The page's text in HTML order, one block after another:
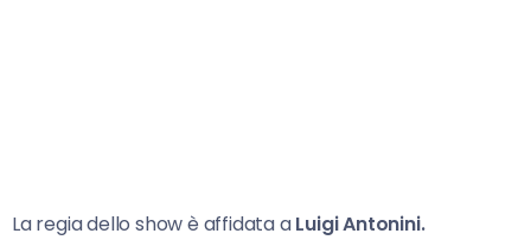
La regia dello show è affidata aLuigi Antonini.